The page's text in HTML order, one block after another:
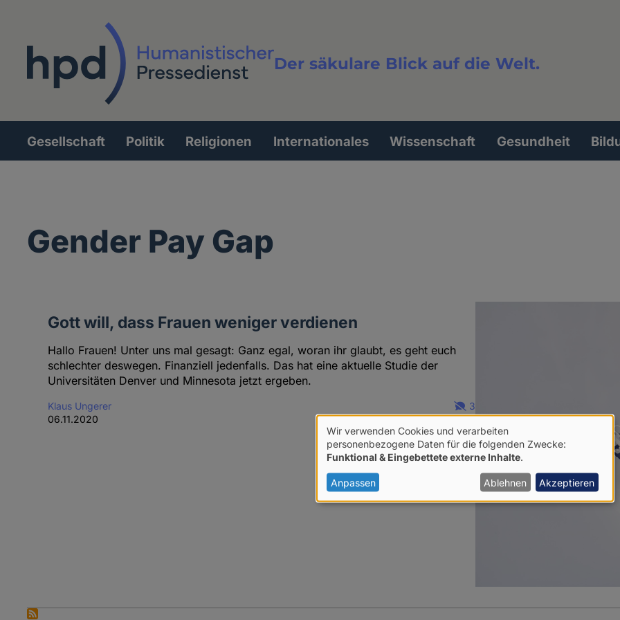
Der säkulare Blick auf die Welt.
Volltextsuche
Hauptnavigation
Gesellschaft Politik Religionen Internationales Wissenschaft Gesundheit
Gender Pay Gap
Gott will, dass Frauen weniger verdienen
Hallo Frauen! Unter uns mal gesagt: Ganz egal, woran ihr glaubt, es geht euch
schlechter deswegen. Finanziell jedenfalls. Das hat eine aktuelle Studie der
Universitäten Denver und Minnesota jetzt ergeben.
Klaus Ungerer
06.11.2020
3
Verwendung
von
personenbezogenen
Daten
Wir verwenden Cookies und verarbeiten
personenbezogene Daten für die folgenden Zwecke:
Funktional & Eingebettete externe Inhalte.
Anpassen Ablehnen Akzeptieren